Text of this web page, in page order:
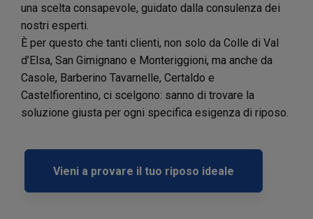
una scelta consapevole, guidato dalla consulenza dei
nostri esperti.
È per questo che tanti clienti, non solo da Colle di Val
d’Elsa, San Gimignano e Monteriggioni, ma anche da
Casole, Barberino Tavarnelle, Certaldo e
Castelfiorentino, ci scelgono: sanno di trovare la
soluzione giusta per ogni specifica esigenza di riposo.
Vieni a provare il tuo riposo ideale